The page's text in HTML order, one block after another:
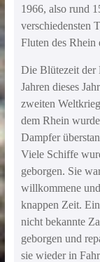
1966, also rund
verschiedensten
Fluten des Rhein
Die Blütezeit der
Jahren dieses
zweiten
dem Rhein
Dampfer
Viele Schiffe
geborgen. Sie
willkommene
knappen Zeit.
nicht bekannte
geborgen und
sie wieder in